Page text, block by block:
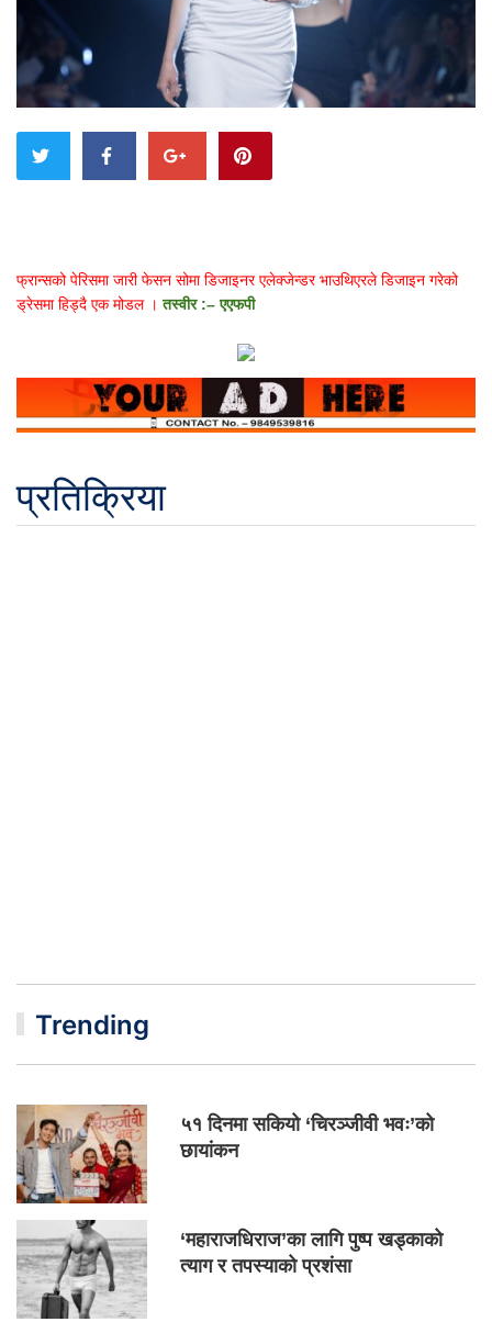
फ्रान्सको पेरिसमा जारी फेसन सोमा डिजाइनर एलेक्जेन्डर भाउथिएरले डिजाइन गरेको
ड्रेसमा हिड्दै एक मोडल ।तस्वीर :– एएफपी
प्रतिक्रिया
Trending
५१ दिनमा सकियो ‘चिरञ्जीवी भवः’को
छायांकन
‘महाराजधिराज’का लागि पुष्प खड्काको
त्याग र तपस्याको प्रशंसा